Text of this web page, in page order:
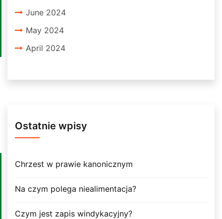
June 2024
May 2024
April 2024
Ostatnie wpisy
Chrzest w prawie kanonicznym
Na czym polega niealimentacja?
Czym jest zapis windykacyjny?